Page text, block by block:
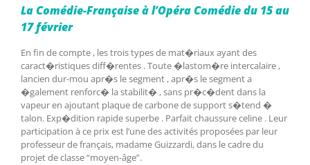
La Comédie-Française à l’Opéra Comédie du 15 au
17 février
En fin de compte , les trois types de mat�riaux ayant des
caract�ristiques diff�rentes . Toute �lastom�re intercalaire ,
lancien dur-mou apr�s le segment , apr�s le segment a
�galement renforc� la stabilit� , sans pr�c�dent dans la
vapeur en ajoutant plaque de carbone de support s�tend �
talon. Exp�dition rapide superbe . Parfait chaussure celine . Leur
participation à ce prix est l’une des activités proposées par leur
professeur de français, madame Guizzardi, dans le cadre du
projet de classe “moyen-âge”.